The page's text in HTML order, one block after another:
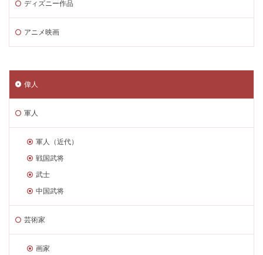
ディズニー作品
アニメ映画
偉人
軍人
軍人（近代）
戦国武将
武士
中国武将
芸術家
画家